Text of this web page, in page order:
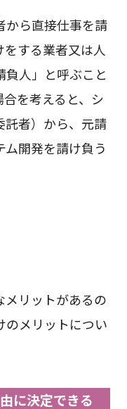
から直接仕事を請
する業者又は人
人」と呼ぶこと
を考えると、シ
託者）から、元請
開発を請け負う
メリットがあるの
のメリットについ
に決定できる